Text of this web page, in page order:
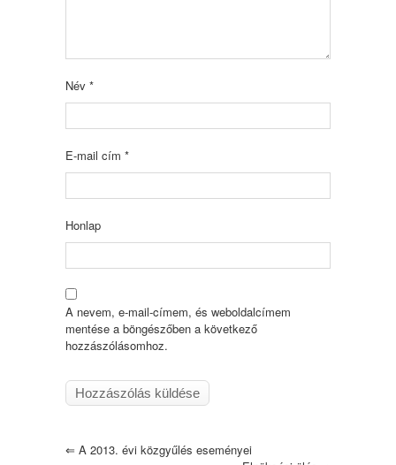
Név *
E-mail cím *
Honlap
A nevem, e-mail-címem, és weboldalcímem
mentése a böngészőben a következő
hozzászólásomhoz.
⇐ A 2013. évi közgyűlés eseményei